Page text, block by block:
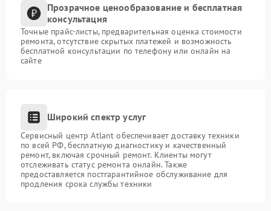
Прозрачное ценообразование и бесплатная
консультация
Точные прайс-листы, предварительная оценка стоимости
ремонта, отсутствие скрытых платежей и возможность
бесплатной консультации по телефону или онлайн на
сайте
Широкий спектр услуг
Сервисный центр Atlant обеспечивает доставку техники
по всей РФ, бесплатную диагностику и качественный
ремонт, включая срочный ремонт. Клиенты могут
отслеживать статус ремонта онлайн. Также
предоставляется постгарантийное обслуживание для
продления срока службы техники